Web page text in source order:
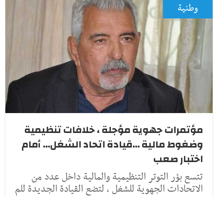
وطنية
مؤتمرات جهوية مؤجلة ، خلافات تنظيمية
وضغوط مالية ...قيادة اتحاد الشغل... أمام
اختبار صعب
تتسع بؤر التوتر التنظيمية والمالية داخل عدد من
الاتحادات الجهوية للشغل ، لتضع القيادة الجديدة للم